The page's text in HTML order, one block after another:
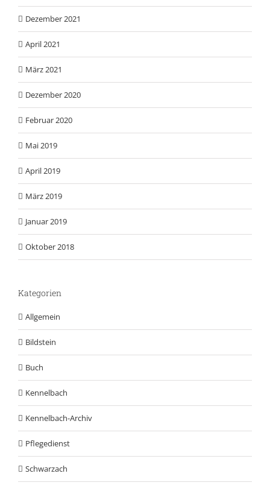
Dezember 2021
April 2021
März 2021
Dezember 2020
Februar 2020
Mai 2019
April 2019
März 2019
Januar 2019
Oktober 2018
Kategorien
Allgemein
Bildstein
Buch
Kennelbach
Kennelbach-Archiv
Pflegedienst
Schwarzach